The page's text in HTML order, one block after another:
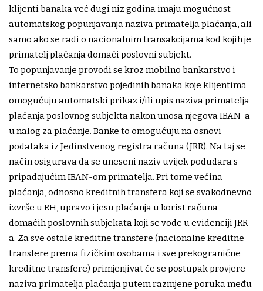
klijenti banaka već dugi niz godina imaju mogućnost
automatskog popunjavanja naziva primatelja plaćanja, ali
samo ako se radi o nacionalnim transakcijama kod kojih je
primatelj plaćanja domaći poslovni subjekt.
To popunjavanje provodi se kroz mobilno bankarstvo i
internetsko bankarstvo pojedinih banaka koje klijentima
omogućuju automatski prikaz i/ili upis naziva primatelja
plaćanja poslovnog subjekta nakon unosa njegova IBAN-a
u nalog za plaćanje. Banke to omogućuju na osnovi
podataka iz Jedinstvenog registra računa (JRR). Na taj se
način osigurava da se uneseni naziv uvijek podudara s
pripadajućim IBAN-om primatelja. Pri tome većina
plaćanja, odnosno kreditnih transfera koji se svakodnevno
izvrše u RH, upravo i jesu plaćanja u korist računa
domaćih poslovnih subjekata koji se vode u evidenciji JRR-
a. Za sve ostale kreditne transfere (nacionalne kreditne
transfere prema fizičkim osobama i sve prekogranične
kreditne transfere) primjenjivat će se postupak provjere
naziva primatelja plaćanja putem razmjene poruka među